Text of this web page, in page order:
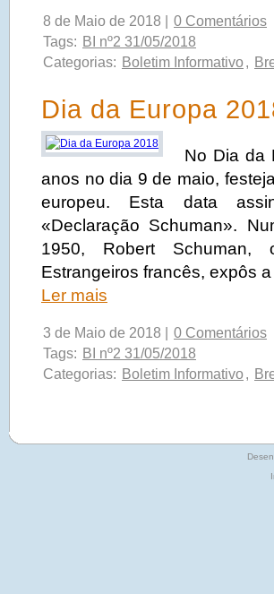
8 de Maio de 2018 |
0 Comentários
Tags: BI nº2 31/05/2018
Categorias: Boletim Informativo,
Dia da Europa
No Dia da
anos no dia 9 de maio,
europeu. Esta data
«Declaração Schuman».
1950, Robert
Estrangeiros francês, expôs
Ler mais
3 de Maio de 2018 |
0 Comentários
Tags: BI nº2 31/05/2018
Categorias: Boletim Informativo,